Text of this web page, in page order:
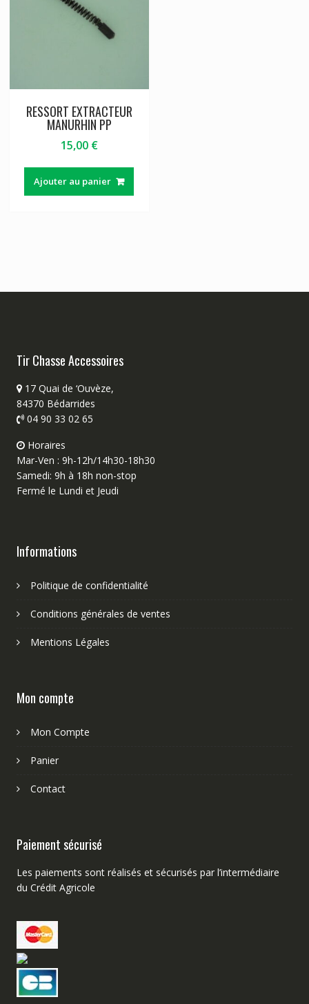
RESSORT EXTRACTEUR
MANURHIN PP
15,00 €
Ajouter au panier
Tir Chasse Accessoires
17 Quai de ‘Ouvèze,
84370 Bédarrides
04 90 33 02 65
Horaires
Mar-Ven : 9h-12h/14h30-18h30
Samedi: 9h à 18h non-stop
Fermé le Lundi et Jeudi
Informations
Politique de confidentialité
Conditions générales de ventes
Mentions Légales
Mon compte
Mon Compte
Panier
Contact
Paiement sécurisé
Les paiements sont réalisés et sécurisés par l’intermédiaire
du Crédit Agricole